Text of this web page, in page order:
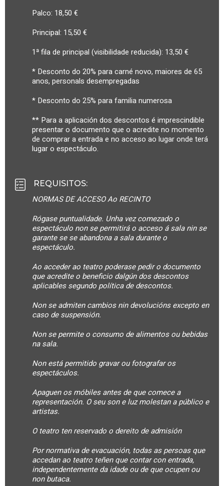
Palco: 18,50 €
Principal: 15,50 €
1ª fila de principal (visibilidade reducida): 13,50 €
* Desconto do 20% para carné novo, maiores de 65
anos, personals desempregadas
* Desconto do 25% para familia numerosa
** Para a aplicación dos descontos é imprescindible
presentar o documento que o acredite no momento
de comprar a entrada e no acceso ao lugar onde terá
lugar o espectáculo.
REQUISITOS:
NORMAS DE ACCESO Ao RECINTO
Rógase puntualidade. Unha vez comezado o
espectáculo non se permitirá o acceso á sala nin se
garante se se abandona a sala durante o
espectáculo.
Ao acceder ao teatro poderase pedir o documento
que acredite o beneficio dalgún dos descontos
aplicables segundo política de descontos.
Non se admiten cambios nin devolucións excepto en
caso de suspensión.
Non se permite o consumo de alimentos ou bebidas
na sala.
Non está permitido gravar ou fotografar os
espectáculos.
Apaguen os móbiles antes de que comece a
representación. O seu son e luz molestan a público e
artistas.
O teatro ten reservado o dereito de admisión
Por normativa de evacuación, todas as persoas que
accedan ao teatro teñen que contar con entrada,
independentemente da idade ou de que ocupen ou
non butaca.